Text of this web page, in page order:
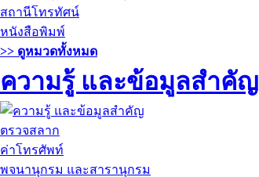
สถานีโทรทัศน์
หนังสือพิมพ์
>> ดูหมวดทั้งหมด
ความรู้ และข้อมูลสำคัญ
ตรวจสลาก
ค่าโทรศัพท์
พจนานุกรม และสารานุกรม